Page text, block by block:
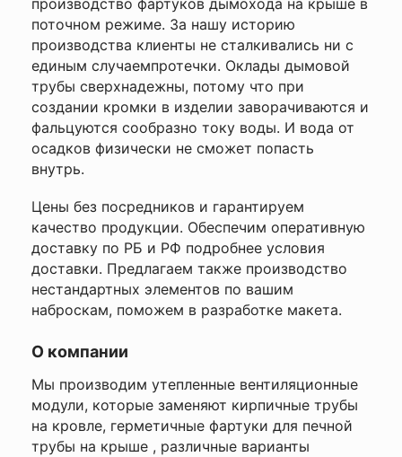
производство фартуков дымохода на крыше в
поточном режиме. За нашу историю
производства клиенты не сталкивались ни с
единым случаемпротечки. Оклады дымовой
трубы сверхнадежны, потому что при
создании кромки в изделии заворачиваются и
фальцуются сообразно току воды. И вода от
осадков физически не сможет попасть
внутрь.
Цены без посредников и гарантируем
качество продукции. Обеспечим оперативную
доставку по РБ и РФ подробнее условия
доставки. Предлагаем также производство
нестандартных элементов по вашим
наброскам, поможем в разработке макета.
О компании
Мы производим утепленные вентиляционные
модули, которые заменяют кирпичные трубы
на кровле, герметичные фартуки для печной
трубы на крыше , различные варианты